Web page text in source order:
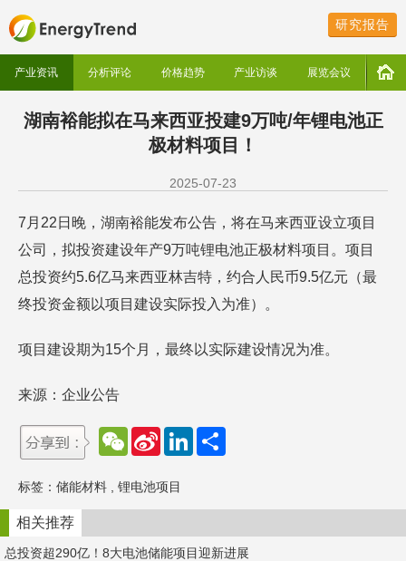
研究报告
产业资讯 分析评论 价格趋势 产业访谈 展览会议
湖南裕能拟在马来西亚投建9万吨/年锂电池正
极材料项目！
2025-07-23
7月22日晚，湖南裕能发布公告，将在马来西亚设立项目
公司，拟投资建设年产9万吨锂电池正极材料项目。项目
总投资约5.6亿马来西亚林吉特，约合人民币9.5亿元（最
终投资金额以项目建设实际投入为准）。
项目建设期为15个月，最终以实际建设情况为准。
来源：企业公告
W
e
a
t
S
W
e
b
o
L
d
n
标签： 储能材料 锂电池项目
相关推荐
总投资超290亿！8大电池储能项目迎新进展